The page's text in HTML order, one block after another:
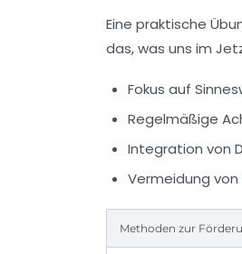
Eine praktische
das, was uns im
Fokus auf
Regelmäßige
Integration von
Vermeidung
Methoden zur